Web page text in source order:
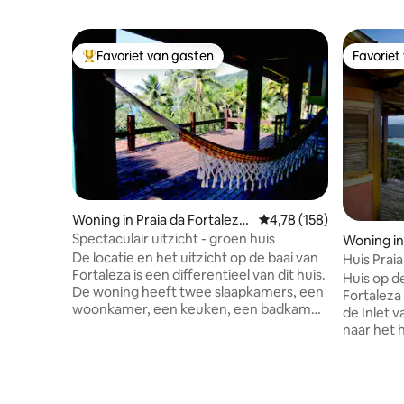
Topfavoriet van gasten
Favoriet van gasten
Woning in Praia da Fortaleza,
Ubatuba
Gemiddelde
4,78 (158)
Spectaculair uitzicht - groen huis
De locatie en het uitzicht op de baai van
Fortaleza is een differentieel van dit huis.
De woning heeft twee slaapkamers, een
woonkamer, een keuken, een badkamer
Woning
Huis
Huis op
de Inlet
naar het